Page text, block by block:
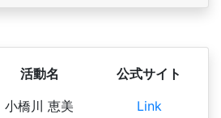
活動名
小橋川 恵美
公式サイト
Link